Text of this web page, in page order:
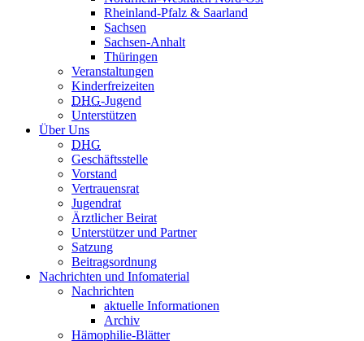
Rheinland-Pfalz & Saarland
Sachsen
Sachsen-Anhalt
Thüringen
Veranstaltungen
Kinderfreizeiten
DHG-Jugend
Unterstützen
Über Uns
DHG
Geschäftsstelle
Vorstand
Vertrauensrat
Jugendrat
Ärztlicher Beirat
Unterstützer und Partner
Satzung
Beitragsordnung
Nachrichten und Infomaterial
Nachrichten
aktuelle Informationen
Archiv
Hämophilie-Blätter